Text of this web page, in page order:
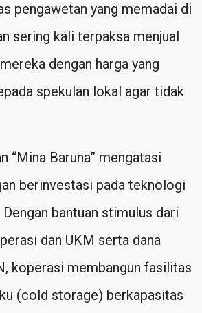
pengawetan yang memadai di
sering kali terpaksa menjual
dengan harga yang
spekulan lokal agar tidak
“Mina Baruna” mengatasi
berinvestasi pada teknologi
bantuan stimulus dari
dan UKM serta dana
koperasi membangun fasilitas
(cold storage) berkapasitas